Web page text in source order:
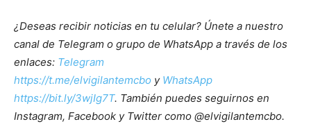
¿Deseas recibir noticias en tu celular? Únete a nuestro
canal de Telegram o grupo de WhatsApp a través de los
enlaces: Telegram
https://t.me/elvigilantemcbo y WhatsApp
https://bit.ly/3wjIg7T. También puedes seguirnos en
Instagram, Facebook y Twitter como @elvigilantemcbo.